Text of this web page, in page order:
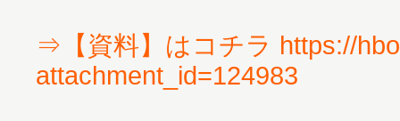
⇒【資料】はコチラ https://
attachment_id=124983